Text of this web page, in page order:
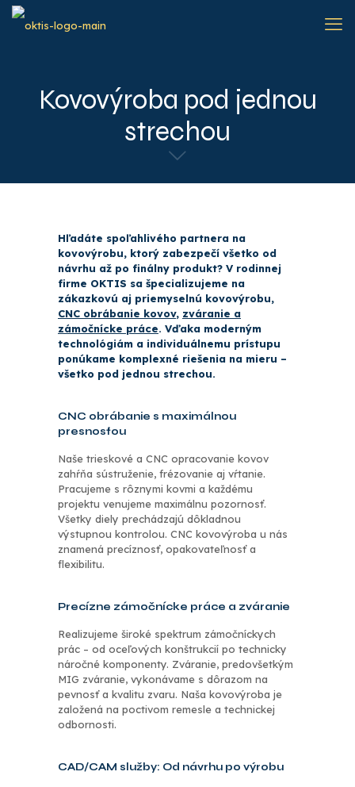
Kovovýroba pod jednou
strechou
Hľadáte spoľahlivého partnera na
kovovýrobu, ktorý zabezpečí všetko od
návrhu až po finálny produkt? V rodinnej
firme OKTIS sa špecializujeme na
zákazkovú aj priemyselnú kovovýrobu,
CNC obrábanie kovov, zváranie a
zámočnícke práce. Vďaka moderným
technológiám a individuálnemu prístupu
ponúkame komplexné riešenia na mieru –
všetko pod jednou strechou.
CNC obrábanie s maximálnou
presnosťou
Naše trieskové a CNC opracovanie kovov
zahŕňa sústruženie, frézovanie aj vŕtanie.
Pracujeme s rôznymi kovmi a každému
projektu venujeme maximálnu pozornosť.
Všetky diely prechádzajú dôkladnou
výstupnou kontrolou. CNC kovovýroba u nás
znamená precíznosť, opakovateľnosť a
flexibilitu.
Precízne zámočnícke práce a zváranie
Realizujeme široké spektrum zámočníckych
prác – od oceľových konštrukcií po technicky
náročné komponenty. Zváranie, predovšetkým
MIG zváranie, vykonávame s dôrazom na
pevnosť a kvalitu zvaru. Naša kovovýroba je
založená na poctivom remesle a technickej
odbornosti.
CAD/CAM služby: Od návrhu po výrobu